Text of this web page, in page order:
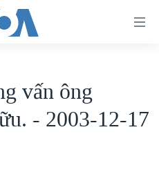
vấn ông
- 2003-12-17